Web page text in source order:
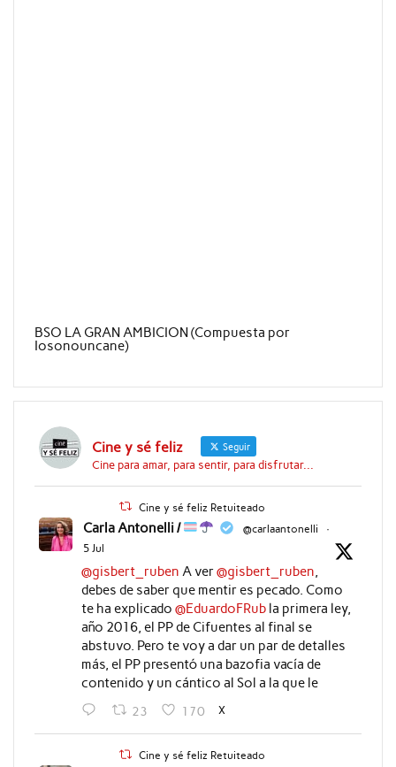
BSO LA GRAN AMBICION (Compuesta por
Iosonouncane)
Cine y sé feliz Seguir
Cine para amar, para sentir, para disfrutar...
Cine y sé feliz Retuiteado
Carla Antonelli / @carlaantonelli
·
5 Jul
@gisbert_ruben A ver@gisbert_ruben,
debes de saber que mentir es pecado. Como
te ha explicado @EduardoFRubla primera ley,
año 2016, el PP de Cifuentes al final se
abstuvo. Pero te voy a dar un par de detalles
más, el PP presentó una bazofia vacía de
contenido y un cántico al Sol a la que le
23 170 X
Cine y sé feliz Retuiteado